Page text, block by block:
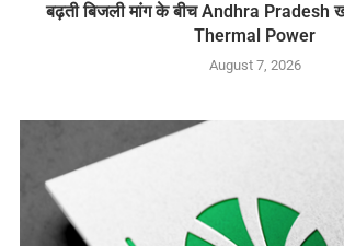
बढ़ती बिजली मांग के बीच Andhra Pradesh
Thermal Power
August 7, 2026